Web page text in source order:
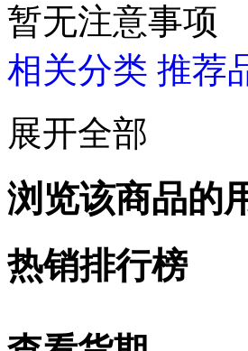
暂无注意事项
相关分类 推荐
展开全部
浏览该商品的
热销排行榜